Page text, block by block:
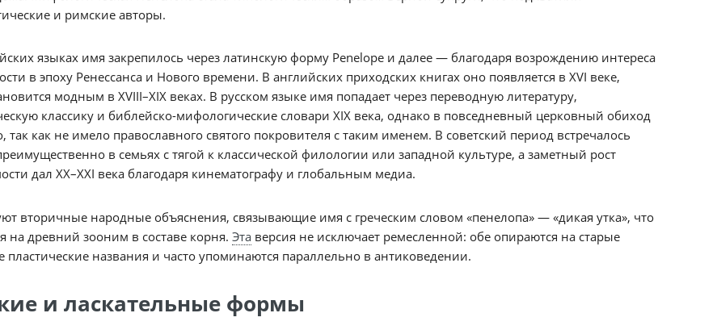
и римские авторы.
языках имя закрепилось через латинскую форму Penelope и далее — благодаря возрождению интереса
в эпоху Ренессанса и Нового времени. В английских приходских книгах оно появляется в XVI веке,
модным в XVIII–XIX веках. В русском языке имя попадает через переводную литературу,
классику и библейско-мифологические словари XIX века, однако в повседневный церковный обиход
так как не имело православного святого покровителя с таким именем. В советский период встречалось
в семьях с тягой к классической филологии или западной культуре, а заметный рост
дал XX–XXI века благодаря кинематографу и глобальным медиа.
вторичные народные объяснения, связывающие имя с греческим словом «пенелопа» — «дикая утка», что
на древний зооним в составе корня. Этаверсия не исключает ремесленной: обе опираются на старые
пластические названия и часто упоминаются параллельно в антиковедении.
и ласкательные формы